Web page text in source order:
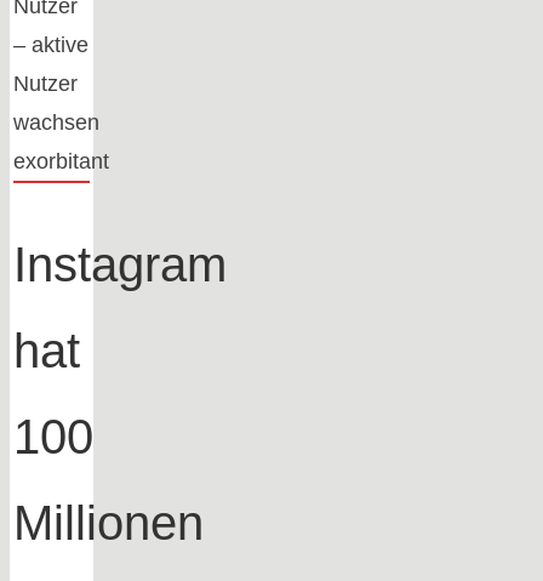
Nutzer
– aktive
Nutzer
wachsen
exorbitant
Instagram
hat
100
Millionen